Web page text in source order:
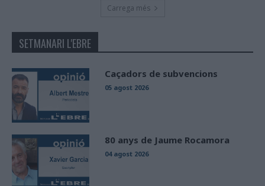
Carrega més
SETMANARI L'EBRE
Caçadors de subvencions
05 agost 2026
80 anys de Jaume Rocamora
04 agost 2026